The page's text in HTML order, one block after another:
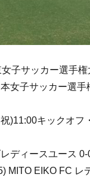
子サッカー選手権
女子サッカー選手
)11:00キックオフ
ディースユース
MITO EIKO FC レ